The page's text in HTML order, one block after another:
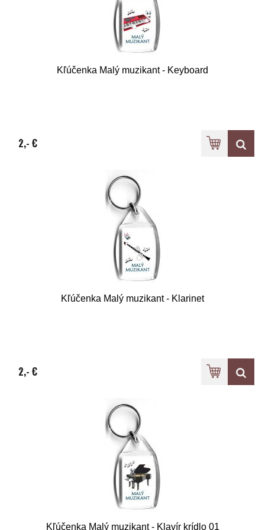
Kľúčenka Malý muzikant - Keyboard
2,- €
Kľúčenka Malý muzikant - Klarinet
2,- €
Kľúčenka Malý muzikant - Klavír krídlo 01